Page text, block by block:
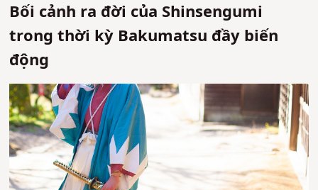
Bối cảnh ra đời của Shinsengumi
trong thời kỳ Bakumatsu đầy biến
động